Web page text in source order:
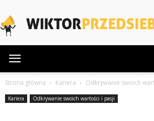
Strona główna Kariera Odkrywanie swoich
Kariera Odkrywanie swoich wartości i pasji